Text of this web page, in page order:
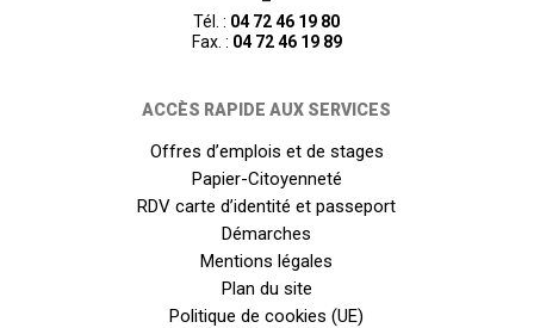
Tél. : 04 72 46 19 80
Fax. : 04 72 46 19 89
ACCÈS RAPIDE AUX SERVICES
Offres d’emplois et de stages
Papier-Citoyenneté
RDV carte d’identité et passeport
Démarches
Mentions légales
Plan du site
Politique de cookies (UE)